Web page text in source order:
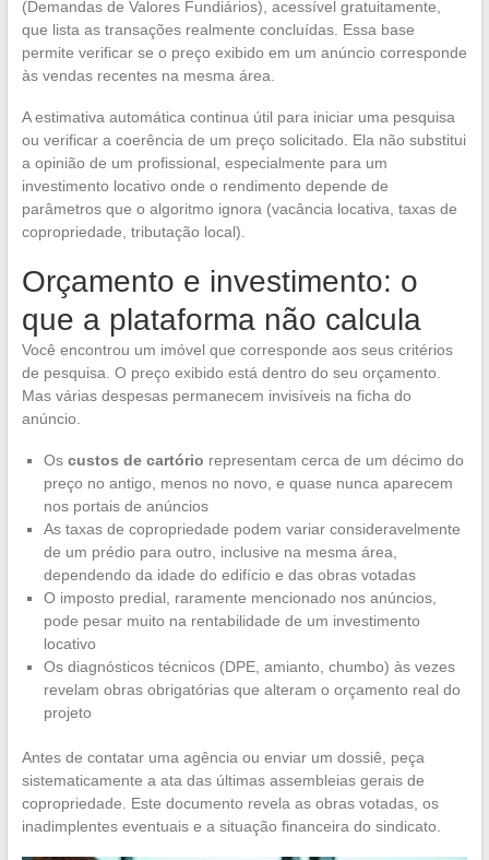
(Demandas de Valores Fundiários), acessível gratuitamente,
que lista as transações realmente concluídas. Essa base
permite verificar se o preço exibido em um anúncio corresponde
às vendas recentes na mesma área.
A estimativa automática continua útil para iniciar uma pesquisa
ou verificar a coerência de um preço solicitado. Ela não substitui
a opinião de um profissional, especialmente para um
investimento locativo onde o rendimento depende de
parâmetros que o algoritmo ignora (vacância locativa, taxas de
copropriedade, tributação local).
Orçamento e investimento: o
que a plataforma não calcula
Você encontrou um imóvel que corresponde aos seus critérios
de pesquisa. O preço exibido está dentro do seu orçamento.
Mas várias despesas permanecem invisíveis na ficha do
anúncio.
Os custos de cartório representam cerca de um décimo do
preço no antigo, menos no novo, e quase nunca aparecem
nos portais de anúncios
As taxas de copropriedade podem variar consideravelmente
de um prédio para outro, inclusive na mesma área,
dependendo da idade do edifício e das obras votadas
O imposto predial, raramente mencionado nos anúncios,
pode pesar muito na rentabilidade de um investimento
locativo
Os diagnósticos técnicos (DPE, amianto, chumbo) às vezes
revelam obras obrigatórias que alteram o orçamento real do
projeto
Antes de contatar uma agência ou enviar um dossiê, peça
sistematicamente a ata das últimas assembleias gerais de
copropriedade. Este documento revela as obras votadas, os
inadimplentes eventuais e a situação financeira do sindicato.